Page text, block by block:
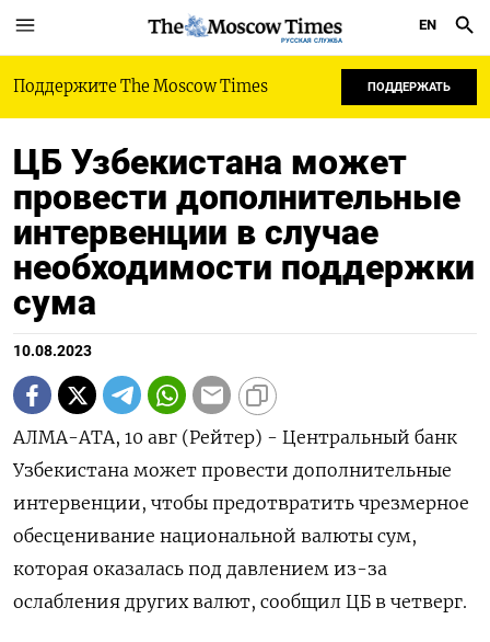
РУССКАЯ СЛУЖБА
EN
Поддержите The Moscow Times ПОДДЕРЖАТЬ
ЦБ Узбекистана может
провести дополнительные
интервенции в случае
необходимости поддержки
сума
10.08.2023
АЛМА-АТА, 10 авг (Рейтер) - Центральный банк
Узбекистана может провести дополнительные
интервенции, чтобы предотвратить чрезмерное
обесценивание национальной валюты сум,
которая оказалась под давлением из-за
ослабления других валют, сообщил ЦБ в четверг.